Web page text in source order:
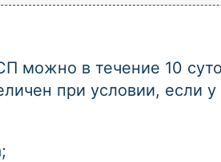
можно в течение 10
при условии, если у